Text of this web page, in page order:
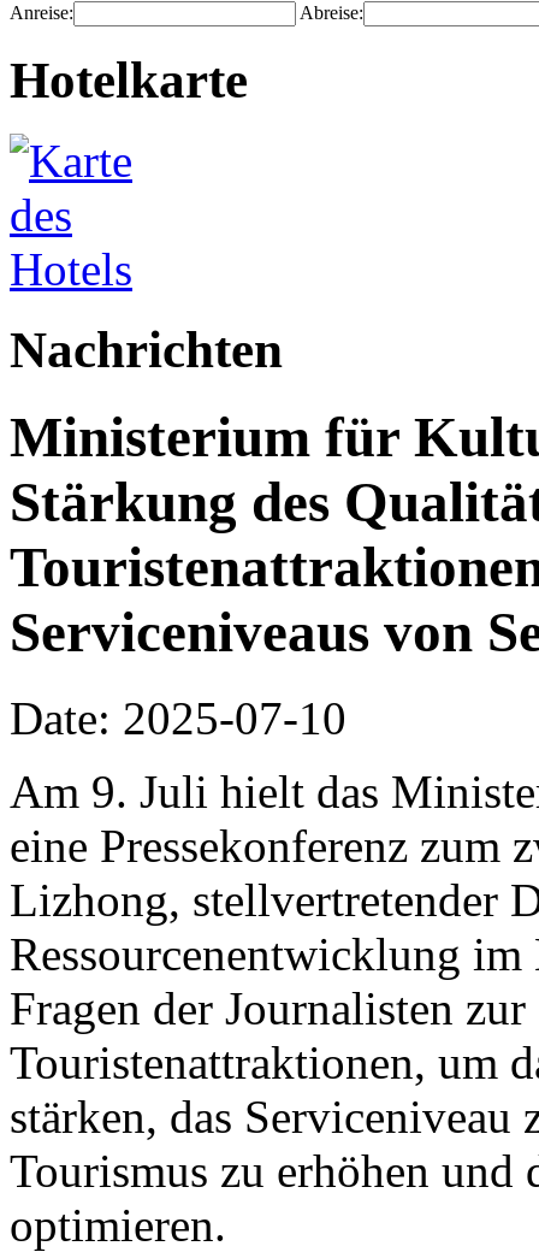
Anreise: Abreise:
Hotelkarte
Nachrichten
Ministerium für
Stärkung des
Serviceniveaus von
Date: 2025-07-10
Am 9. Juli hielt das
eine Pressekonferenz zum
Lizhong, stellvertretender
Ressourcenentwicklung
Fragen der Journalisten
Touristenattraktionen, um
stärken, das Serviceniveau
Tourismus zu erhöhen und
optimieren.